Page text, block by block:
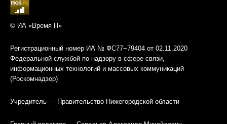
© ИА «Время Н»
Регистрационный номер ИА № ФС77−79404 от 02.11.2020
Федеральной службой по надзору в сфере связи,
информационных технологий и массовых коммуникаций
(Роскомнадзор)
Учредитель — Правительство Нижегородской области